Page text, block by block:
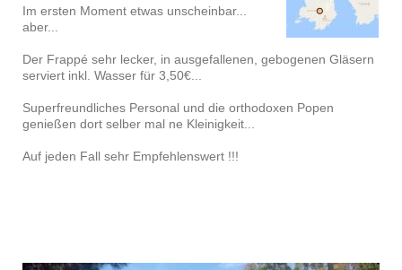
Im ersten Moment etwas unscheinbar...
aber...
Der Frappé sehr lecker, in ausgefallenen, gebogenen Gläsern
serviert inkl. Wasser für 3,50€...
Superfreundliches Personal und die orthodoxen Popen
genießen dort selber mal ne Kleinigkeit...
Auf jeden Fall sehr Empfehlenswert !!!